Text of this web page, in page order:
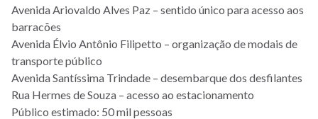
Avenida Ariovaldo Alves Paz – sentido único para acesso aos
barracões
Avenida Élvio Antônio Filipetto – organização de modais de
transporte público
Avenida Santíssima Trindade – desembarque dos desfilantes
Rua Hermes de Souza – acesso ao estacionamento
Público estimado: 50 mil pessoas